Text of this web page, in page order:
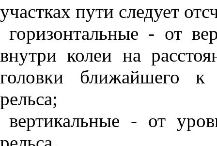
участках пути следует
горизонтальные - от
внутри колеи на
головки ближайшего к
рельса;
вертикальные - от